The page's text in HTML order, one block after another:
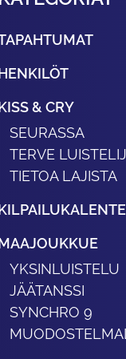
& CRY
SEURASSA
TERVE
TIETOA LAJISTA
YKSINLUISTELU
JÄÄTANSSI
SYNCHRO 9